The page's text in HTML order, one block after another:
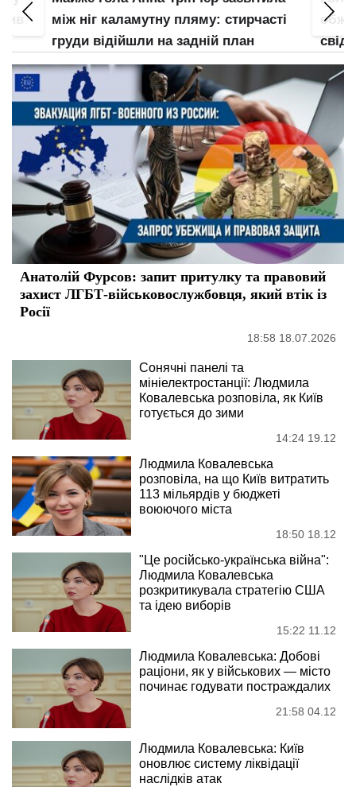
між ніг каламутну пляму: стирчасті
груди відійшли на задній план
Анатолій Фурсов: запит притулку та правовий
захист ЛГБТ-військовослужбовця, який втік із
Росії
18:58 18.07.2026
Сонячні панелі та
мініелектростанції: Людмила
Ковалевська розповіла, як Київ
готується до зими
14:24 19.12
Людмила Ковалевська
розповіла, на що Київ витратить
113 мільярдів у бюджеті
воюючого міста
18:50 18.12
"Це російсько-українська війна":
Людмила Ковалевська
розкритикувала стратегію США
та ідею виборів
15:22 11.12
Людмила Ковалевська: Добові
раціони, як у військових — місто
починає годувати постраждалих
21:58 04.12
Людмила Ковалевська: Київ
оновлює систему ліквідації
наслідків атак